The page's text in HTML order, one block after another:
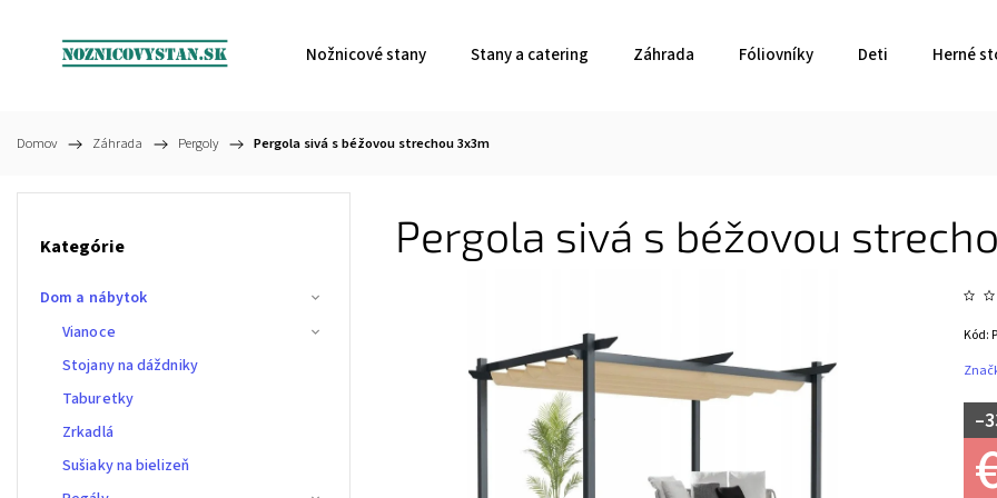
Nožnicové stany Stany a catering Záhrada Fóliovníky Deti Herné
Domov / Záhrada / Pergoly / Pergola sivá s béžovou strechou 3x3m
Kategórie
Dom a nábytok
Vianoce
Stojany na dáždniky
Taburetky
Zrkadlá
Sušiaky na bielizeň
Pergola sivá s béžovou
Kód: